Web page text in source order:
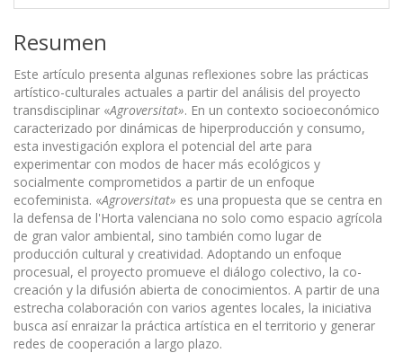
Resumen
Este artículo presenta algunas reflexiones sobre las prácticas
artístico-culturales actuales a partir del análisis del proyecto
transdisciplinar «Agroversitat». En un contexto socioeconómico
caracterizado por dinámicas de hiperproducción y consumo,
esta investigación explora el potencial del arte para
experimentar con modos de hacer más ecológicos y
socialmente comprometidos a partir de un enfoque
ecofeminista. «Agroversitat» es una propuesta que se centra en
la defensa de l'Horta valenciana no solo como espacio agrícola
de gran valor ambiental, sino también como lugar de
producción cultural y creatividad. Adoptando un enfoque
procesual, el proyecto promueve el diálogo colectivo, la co-
creación y la difusión abierta de conocimientos. A partir de una
estrecha colaboración con varios agentes locales, la iniciativa
busca así enraizar la práctica artística en el territorio y generar
redes de cooperación a largo plazo.